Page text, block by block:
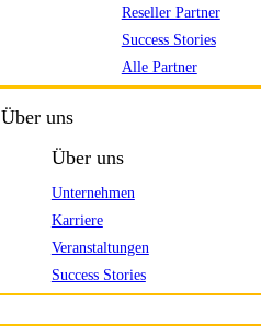
Reseller Partner
Success Stories
Alle Partner
Über uns
Über uns
Unternehmen
Karriere
Veranstaltungen
Success Stories